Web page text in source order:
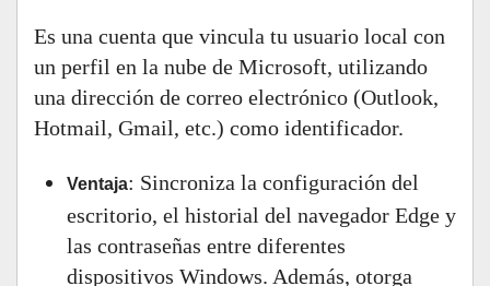
Es una cuenta que vincula tu usuario local con
un perfil en la nube de Microsoft, utilizando
una dirección de correo electrónico (Outlook,
Hotmail, Gmail, etc.) como identificador.
Ventaja: Sincroniza la configuración del
escritorio, el historial del navegador Edge y
las contraseñas entre diferentes
dispositivos Windows. Además, otorga